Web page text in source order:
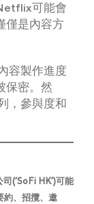
可能會
僅是內容方
容製作進度
保密。然
，參與度和
(‘SoFi HK’)可能
約、招攬、邀